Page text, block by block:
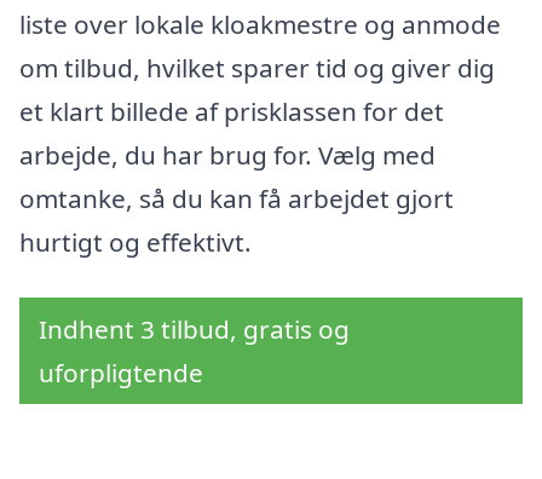
liste over lokale kloakmestre og anmode
om tilbud, hvilket sparer tid og giver dig
et klart billede af prisklassen for det
arbejde, du har brug for. Vælg med
omtanke, så du kan få arbejdet gjort
hurtigt og effektivt.
Indhent 3 tilbud, gratis og
uforpligtende